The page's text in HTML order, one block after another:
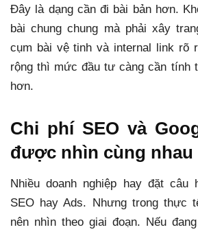
Đây là dạng cần đi bài bản hơn.
bài chung chung mà phải xây
cụm bài vệ tinh và internal link rõ
rộng thì mức đầu tư càng cần tính
hơn.
Chi phí SEO và
được nhìn cùng nhau
Nhiều doanh nghiệp hay đặt câu
SEO hay Ads. Nhưng trong thực
nên nhìn theo giai đoạn. Nếu